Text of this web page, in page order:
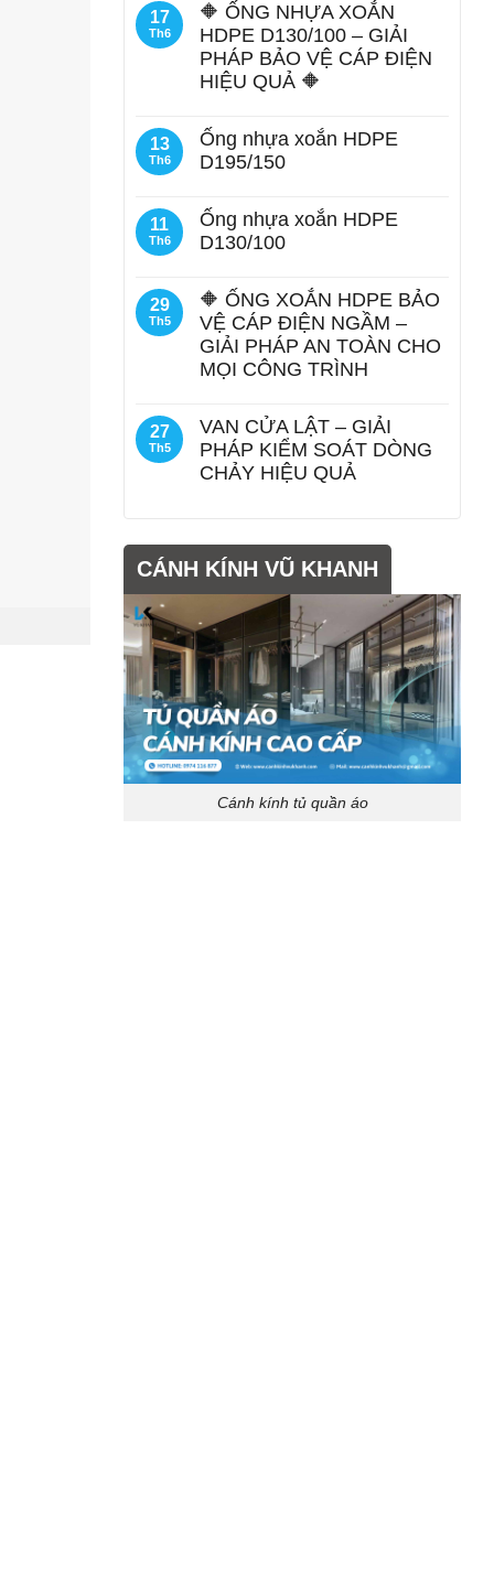
17
Th6
🔶 ỐNG NHỰA XOẮN
HDPE D130/100 – GIẢI
PHÁP BẢO VỆ CÁP ĐIỆN
HIỆU QUẢ 🔶
13
Th6
Ống nhựa xoắn HDPE
D195/150
11
Th6
Ống nhựa xoắn HDPE
D130/100
29
Th5
🔶 ỐNG XOẮN HDPE BẢO
VỆ CÁP ĐIỆN NGẦM –
GIẢI PHÁP AN TOÀN CHO
MỌI CÔNG TRÌNH
27
Th5
VAN CỬA LẬT – GIẢI
PHÁP KIỂM SOÁT DÒNG
CHẢY HIỆU QUẢ
CÁNH KÍNH VŨ KHANH
Cánh kính tủ quần áo